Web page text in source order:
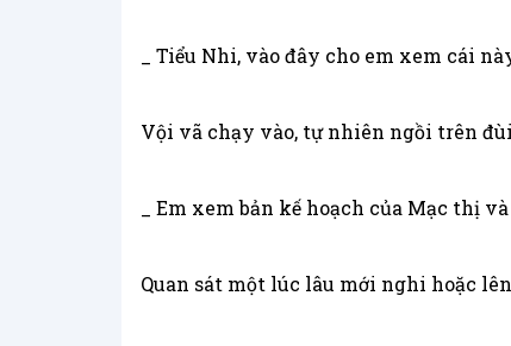
_ Tiểu Nhi, vào đây cho em xem cái
Vội vã chạy vào, tự nhiên ngồi trên
_ Em xem bản kế hoạch của Mạc thị
Quan sát một lúc lâu mới nghi hoặc